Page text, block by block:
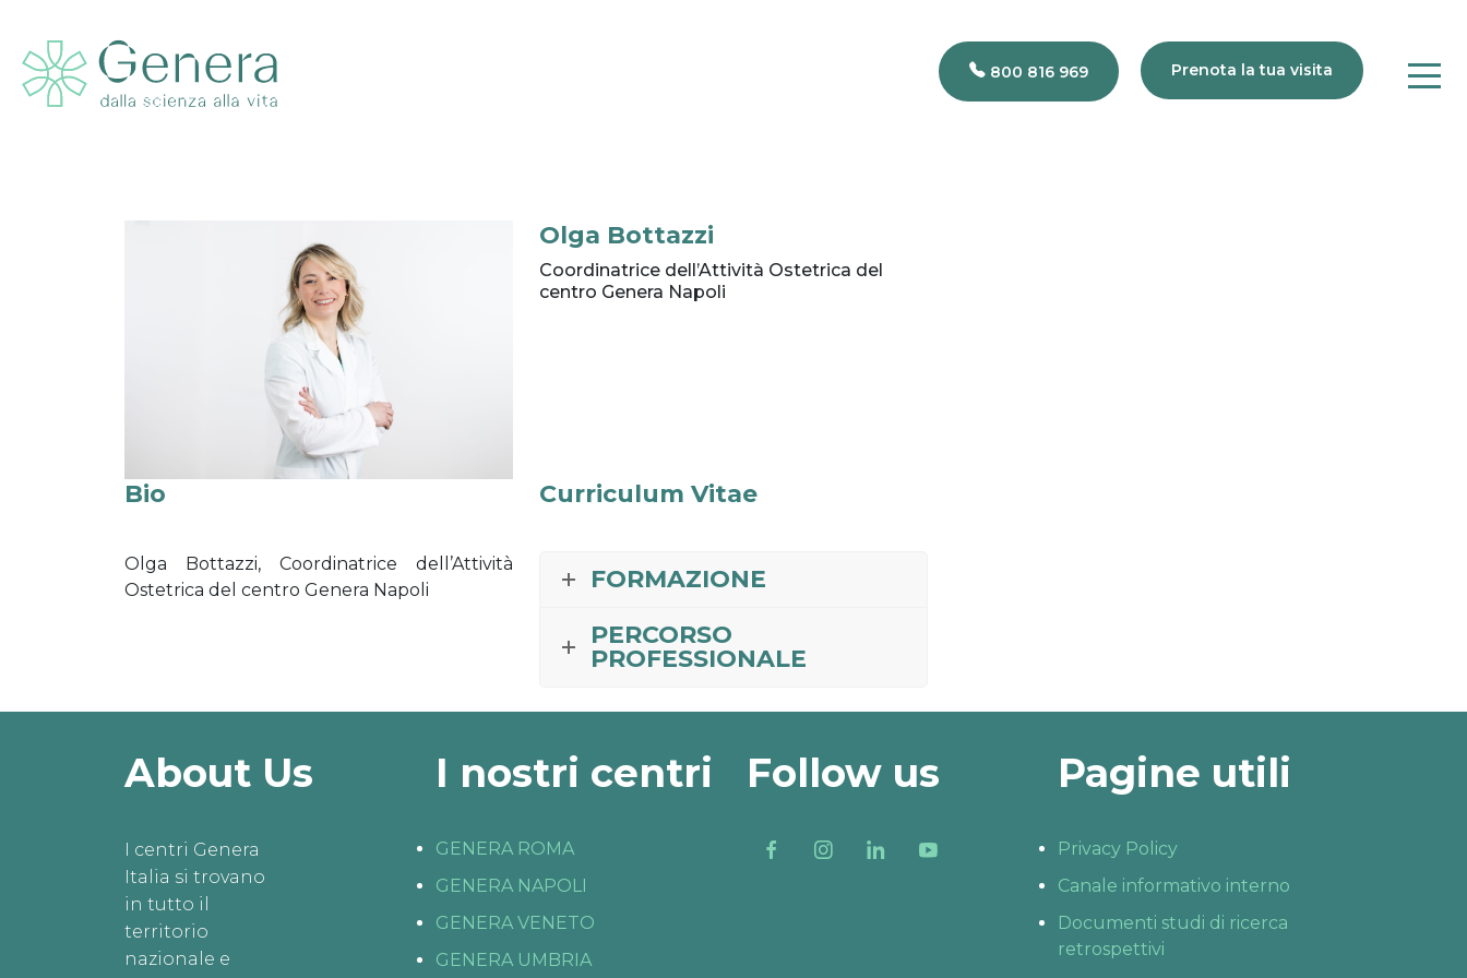
800 816 969 Prenota la tua visita
Olga Bottazzi
Coordinatrice dell’Attività Ostetrica del
centro Genera Napoli
Bio
Olga Bottazzi, Coordinatrice dell’Attività
Ostetrica del centro Genera Napoli
Curriculum Vitae
FORMAZIONE
PERCORSO
PROFESSIONALE
About Us
I centri Genera
Italia si trovano
in tutto il
territorio
nazionale e
I nostri centri
GENERA ROMA
GENERA NAPOLI
GENERA VENETO
GENERA UMBRIA
Follow us Pagine utili
Privacy Policy
Canale informativo interno
Documenti studi di ricerca
retrospettivi